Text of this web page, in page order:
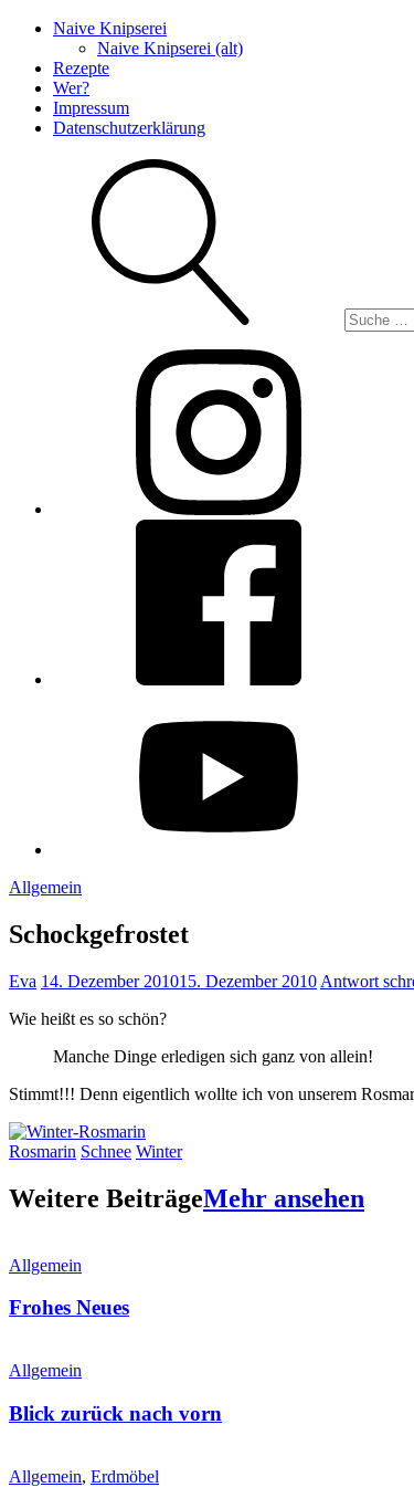
Naive Knipserei
Naive Knipserei (alt)
Rezepte
Wer?
Impressum
Datenschutzerklärung
Allgemein
Schockgefrostet
Eva 14. Dezember 201015. Dezember 2010 Antwort
Wie heißt es so schön?
Manche Dinge erledigen sich ganz von allein!
Stimmt!!! Denn eigentlich wollte ich von unserem
Rosmarin Schnee Winter
Weitere BeiträgeMehr ansehen
Allgemein
Frohes Neues
Allgemein
Blick zurück nach vorn
Allgemein, Erdmöbel